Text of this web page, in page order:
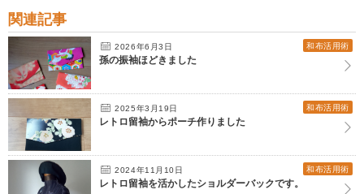
関連記事
2026年6月3日 和布活用術
孫の振袖ほどきました
2025年3月19日 和布活用術
レトロ留袖からポーチ作りました
2024年11月10日 和布活用術
レトロ留袖を活かしたショルダーバックです。